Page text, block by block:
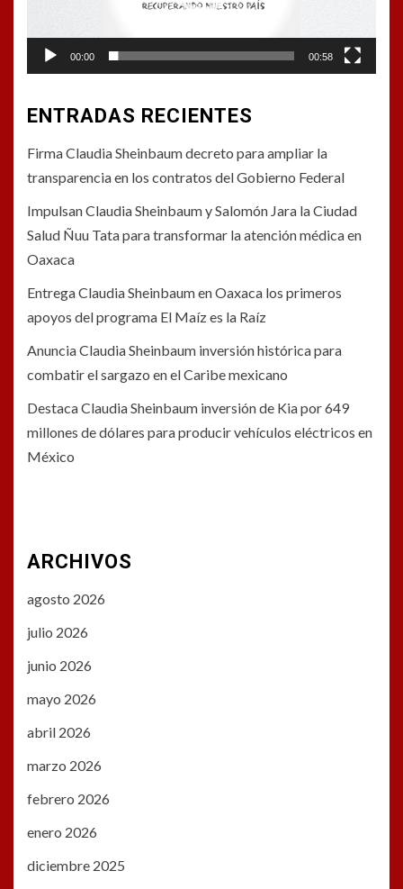
00:00 00:58
ENTRADAS RECIENTES
Firma Claudia Sheinbaum decreto para ampliar la
transparencia en los contratos del Gobierno Federal
Impulsan Claudia Sheinbaum y Salomón Jara la Ciudad
Salud Ñuu Tata para transformar la atención médica en
Oaxaca
Entrega Claudia Sheinbaum en Oaxaca los primeros
apoyos del programa El Maíz es la Raíz
Anuncia Claudia Sheinbaum inversión histórica para
combatir el sargazo en el Caribe mexicano
Destaca Claudia Sheinbaum inversión de Kia por 649
millones de dólares para producir vehículos eléctricos en
México
ARCHIVOS
agosto 2026
julio 2026
junio 2026
mayo 2026
abril 2026
marzo 2026
febrero 2026
enero 2026
diciembre 2025